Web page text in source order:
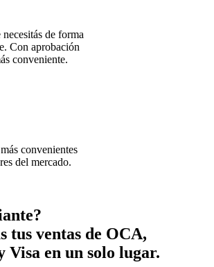
de forma
Con aprobación
conveniente.
convenientes
del mercado.
tus ventas de OCA,
Visa en un solo lugar.